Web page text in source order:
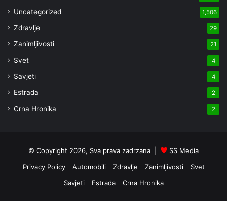
Uncategorized 1,506
Zdravlje 29
Zanimljivosti 21
Svet 4
Savjeti 4
Estrada 2
Crna Hronika 2
© Copyright 2026, Sva prava zadrzana |
SS Media
Privacy Policy
Automobili Zdravlje Zanimljivosti
Svet
Savjeti
Estrada Crna Hronika